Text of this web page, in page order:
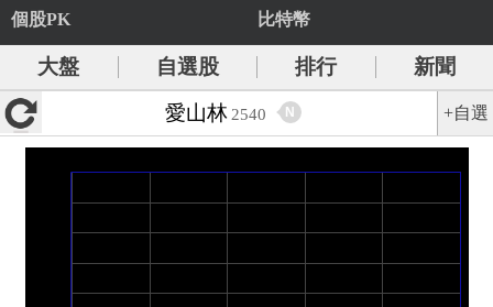
個股PK 比特幣
大盤 自選股 排行
新聞
愛山林 2540 N +自選